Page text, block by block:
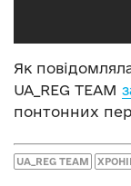
Як
UA_REG TEAM
понтонних
UA_REG TEAM